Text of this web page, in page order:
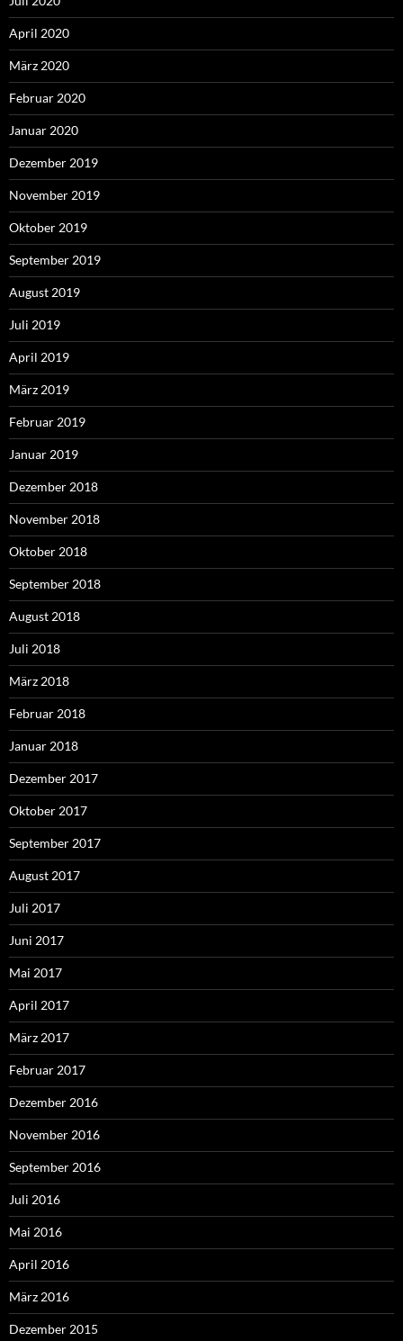
April 2020
März 2020
Februar 2020
Januar 2020
Dezember 2019
November 2019
Oktober 2019
September 2019
August 2019
Juli 2019
April 2019
März 2019
Februar 2019
Januar 2019
Dezember 2018
November 2018
Oktober 2018
September 2018
August 2018
Juli 2018
März 2018
Februar 2018
Januar 2018
Dezember 2017
Oktober 2017
September 2017
August 2017
Juli 2017
Juni 2017
Mai 2017
April 2017
März 2017
Februar 2017
Dezember 2016
November 2016
September 2016
Juli 2016
Mai 2016
April 2016
März 2016
Dezember 2015